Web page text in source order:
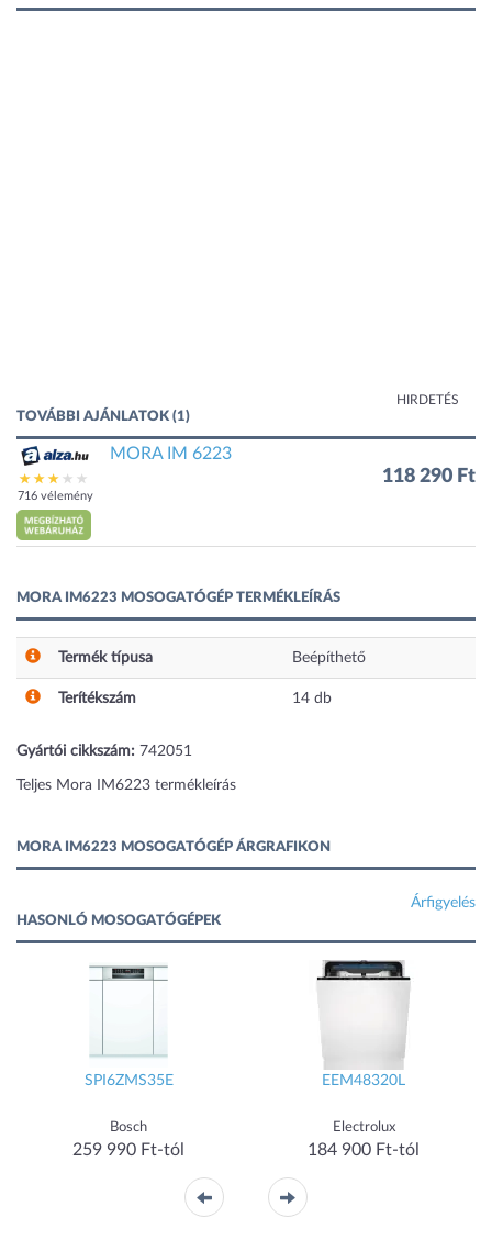
HIRDETÉS
TOVÁBBI AJÁNLATOK (1)
716 vélemény
MORA IM 6223
118 290 Ft
MORA IM6223 MOSOGATÓGÉP TERMÉKLEÍRÁS
Termék típusa Beépíthető
Terítékszám 14 db
Gyártói cikkszám: 742051
Teljes Mora IM6223 termékleírás
MORA IM6223 MOSOGATÓGÉP ÁRGRAFIKON
Árfigyelés
HASONLÓ MOSOGATÓGÉPEK
SPI6ZMS35E
Bosch
259 990 Ft-tól
EEM48320L
Electrolux
184 900 Ft-tól